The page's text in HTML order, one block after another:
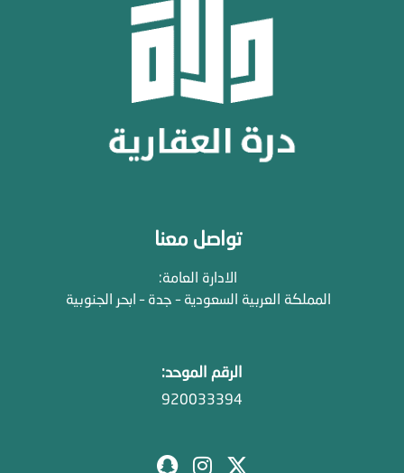
تواصل معنا
الادارة العامة:
المملكة العربية السعودية – جدة – ابحر الجنوبية
الرقم الموحد:
920033394